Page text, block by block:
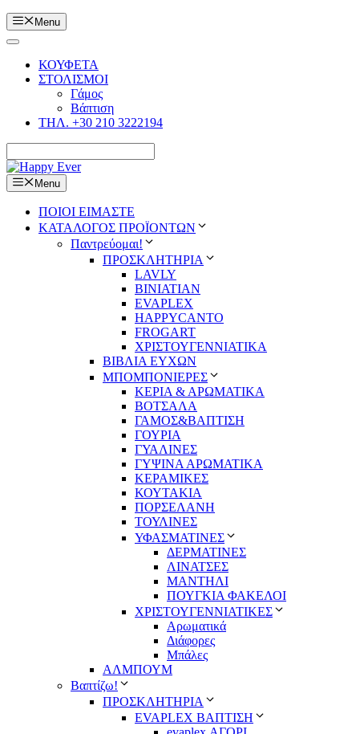
Menu
ΚΟΥΦΕΤΑ
ΣΤΟΛΙΣΜΟΙ
Γάμος
Βάπτιση
ΤΗΛ. +30 210 3222194
Menu
ΠΟΙΟΙ ΕΙΜΑΣΤΕ
ΚΑΤΑΛΟΓΟΣ ΠΡΟΪΟΝΤΩΝ
Παντρεύομαι!
ΠΡΟΣΚΛΗΤΗΡΙΑ
LAVLY
BINIATIAN
EVAPLEX
HAPPYCANTO
FROGART
ΧΡΙΣΤΟΥΓΕΝΝΙΑΤΙΚΑ
ΒΙΒΛΙΑ ΕΥΧΩΝ
ΜΠΟΜΠΟΝΙΕΡΕΣ
ΚΕΡΙΑ & ΑΡΩΜΑΤΙΚΑ
ΒΟΤΣΑΛΑ
ΓΑΜΟΣ&ΒΑΠΤΙΣΗ
ΓΟΥΡΙΑ
ΓΥΑΛΙΝΕΣ
ΓΥΨΙΝΑ ΑΡΩΜΑΤΙΚΑ
ΚΕΡΑΜΙΚΕΣ
ΚΟΥΤΑΚΙΑ
ΠΟΡΣΕΛΑΝΗ
ΤΟΥΛΙΝΕΣ
ΥΦΑΣΜΑΤΙΝΕΣ
ΔΕΡΜΑΤΙΝΕΣ
ΛΙΝΑΤΣΕΣ
ΜΑΝΤΗΛΙ
ΠΟΥΓΚΙΑ ΦΑΚΕΛΟΙ
ΧΡΙΣΤΟΥΓΕΝΝΙΑΤΙΚΕΣ
Αρωματικά
Διάφορες
Μπάλες
ΑΛΜΠΟΥΜ
Βαπτίζω!
ΠΡΟΣΚΛΗΤΗΡΙΑ
EVAPLEX ΒΑΠΤΙΣΗ